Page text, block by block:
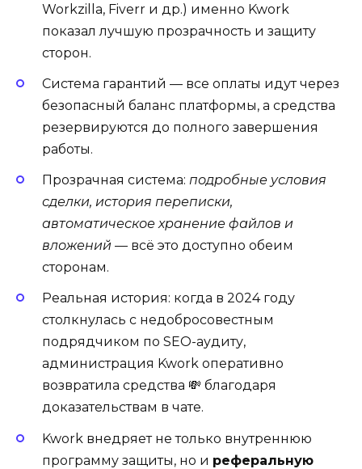
Workzilla, Fiverr и др.) именно Kwork
показал лучшую прозрачность и защиту
сторон.
Система гарантий — все оплаты идут через
безопасный баланс платформы, а средства
резервируются до полного завершения
работы.
Прозрачная система: подробные условия
сделки, история переписки,
автоматическое хранение файлов и
вложений — всё это доступно обеим
сторонам.
Реальная история: когда в 2024 году
столкнулась с недобросовестным
подрядчиком по SEO-аудиту,
администрация Kwork оперативно
возвратила средства 💸 благодаря
доказательствам в чате.
Kwork внедряет не только внутреннюю
программу защиты, но и реферальную